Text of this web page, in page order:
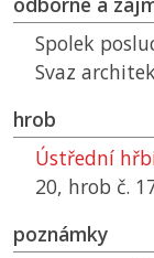
Spolek
Svaz
hrob
Ústřední
20, hrob č.
poznámky